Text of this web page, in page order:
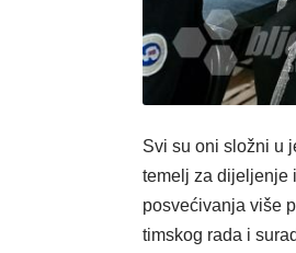
Svi su oni složni u
temelj za dijeljenje
posvećivanja više
timskog rada i